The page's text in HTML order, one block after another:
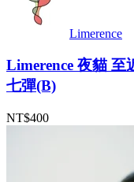
Limerence
Limerence 夜貓
七彈(B)
NT$400